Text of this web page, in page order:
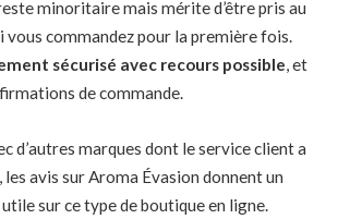
minoritaire mais mérite d’être pris au
vous commandez pour la première fois.
sécurisé avec recours possible, et
de commande.
d’autres marques dont le service client a
les avis surAroma Évasion donnent un
sur ce type de boutique en ligne.